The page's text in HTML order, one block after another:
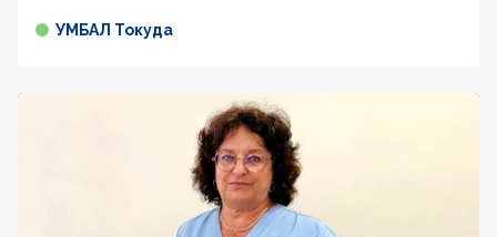
УМБАЛ Токуда